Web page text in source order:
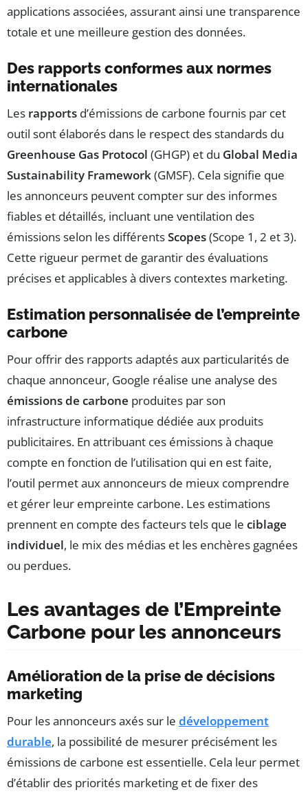
applications associées, assurant ainsi une transparence
totale et une meilleure gestion des données.
Des rapports conformes aux normes
internationales
Les rapports d’émissions de carbone fournis par cet
outil sont élaborés dans le respect des standards du
Greenhouse Gas Protocol (GHGP) et du Global Media
Sustainability Framework(GMSF). Cela signifie que
les annonceurs peuvent compter sur des informes
fiables et détaillés, incluant une ventilation des
émissions selon les différentsScopes(Scope 1, 2 et 3).
Cette rigueur permet de garantir des évaluations
précises et applicables à divers contextes marketing.
Estimation personnalisée de l’empreinte
carbone
Pour offrir des rapports adaptés aux particularités de
chaque annonceur, Google réalise une analyse des
émissions de carbone produites par son
infrastructure informatique dédiée aux produits
publicitaires. En attribuant ces émissions à chaque
compte en fonction de l’utilisation qui en est faite,
l’outil permet aux annonceurs de mieux comprendre
et gérer leur empreinte carbone. Les estimations
prennent en compte des facteurs tels que le ciblage
individuel, le mix des médias et les enchères gagnées
ou perdues.
Les avantages de l’Empreinte
Carbone pour les annonceurs
Amélioration de la prise de décisions
marketing
Pour les annonceurs axés sur le développement
durable, la possibilité de mesurer précisément les
émissions de carbone est essentielle. Cela leur permet
d’établir des priorités marketing et de fixer des